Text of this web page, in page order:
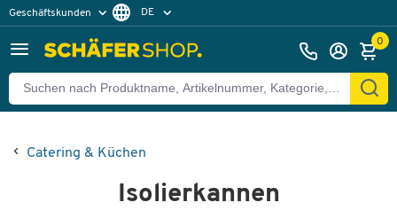
Geschäftskunden DE
0
Catering & Küchen
Isolierkannen